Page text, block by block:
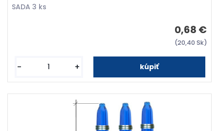
SADA 3 ks
0,68 €
(20,40 Sk)
- +